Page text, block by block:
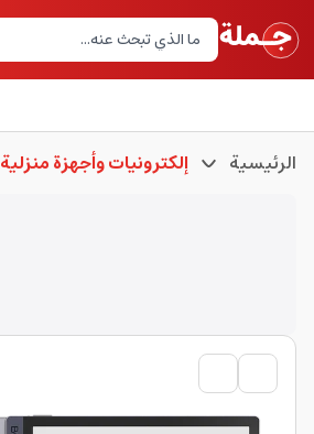
الرئيسية إلكترونيات وأجهزة منزلية